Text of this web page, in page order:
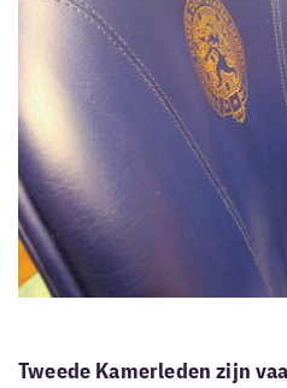
Tweede Kamerleden zijn